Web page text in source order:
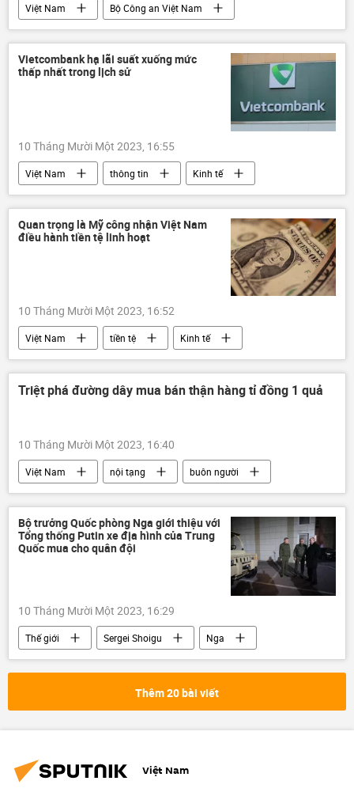
Việt Nam
Bộ Công an Việt Nam
thông tin
Pháp luật
tai nạn giao thông
ùn tắc giao thông
giao thông
Cảnh sát Giao Thông
Vietcombank hạ lãi suất xuống mức
thấp nhất trong lịch sử
10 Tháng Mười Một 2023, 16:55
Việt Nam thông tin
Kinh tế
ngân hàng
tài chính
tiền
tiền tệ
Quan trọng là Mỹ công nhận Việt Nam
điều hành tiền tệ linh hoạt
10 Tháng Mười Một 2023, 16:52
Việt Nam tiền tệ
Kinh tế
Hoa Kỳ
Thế giới
tài chính
Bộ Tài chính Hoa Kỳ
Triệt phá đường dây mua bán thận hàng tỉ đồng 1 quả
10 Tháng Mười Một 2023, 16:40
Việt Nam nội tạng
buôn người
mua bán nội tạng
thông tin
Pháp luật
tội phạm
Bộ trưởng Quốc phòng Nga giới thiệu với
Tổng thống Putin xe địa hình của Trung
Quốc mua cho quân đội
10 Tháng Mười Một 2023, 16:29
Thế giới Sergei Shoigu
Nga
Rostov-na-Donu
Vladimir Putin
xe địa hình
Thêm 20 bài viết
Việt Nam